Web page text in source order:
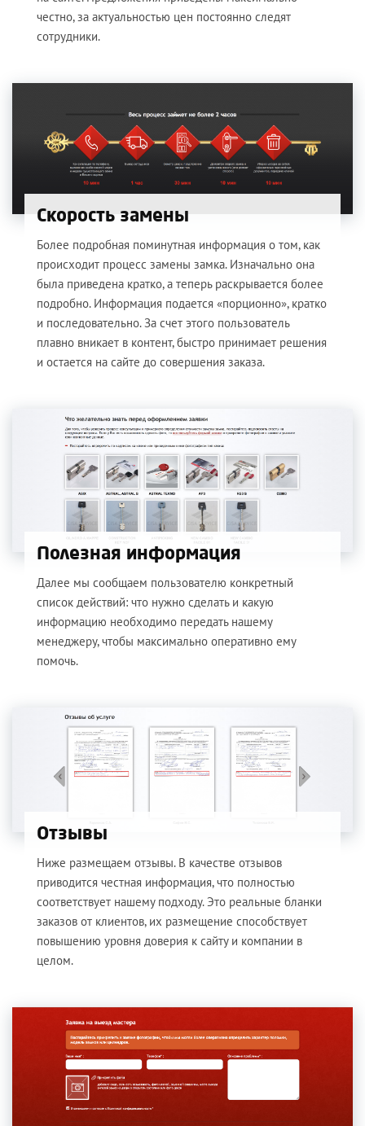
честно, за актуальностью цен постоянно следят
сотрудники.
Скорость замены
Более подробная поминутная информация о том, как
происходит процесс замены замка. Изначально она
была приведена кратко, а теперь раскрывается более
подробно. Информация подается «порционно», кратко
и последовательно. За счет этого пользователь
плавно вникает в контент, быстро принимает решения
и остается на сайте до совершения заказа.
Полезная информация
Далее мы сообщаем пользователю конкретный
список действий: что нужно сделать и какую
информацию необходимо передать нашему
менеджеру, чтобы максимально оперативно ему
помочь.
Отзывы
Ниже размещаем отзывы. В качестве отзывов
приводится честная информация, что полностью
соответствует нашему подходу. Это реальные бланки
заказов от клиентов, их размещение способствует
повышению уровня доверия к сайту и компании в
целом.